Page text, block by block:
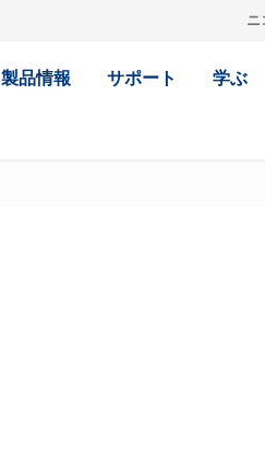
ニ
製品情報 サポート 学ぶ